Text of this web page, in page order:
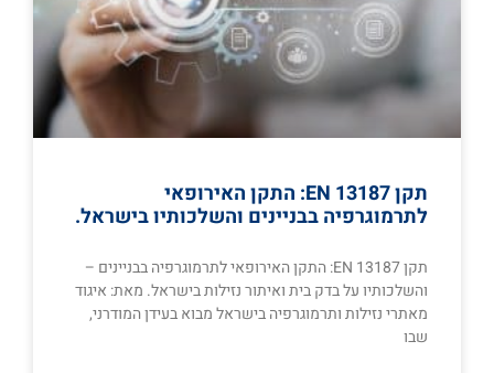
תקן EN 13187: התקן האירופאי
לתרמוגרפיה בבניינים והשלכותיו בישראל.
תקן EN 13187: התקן האירופאי לתרמוגרפיה בבניינים –
והשלכותיו על בדק בית ואיתור נזילות בישראל.​ מאת: איגוד
מאתרי נזילות ותרמוגרפיה בישראל מבוא בעידן המודרני,
שבו